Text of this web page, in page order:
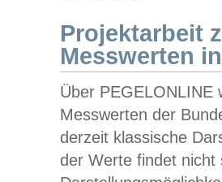
Projektarbeit
Messwerten
Über PEGELONLINE
Messwerten der
derzeit klassische
der Werte findet